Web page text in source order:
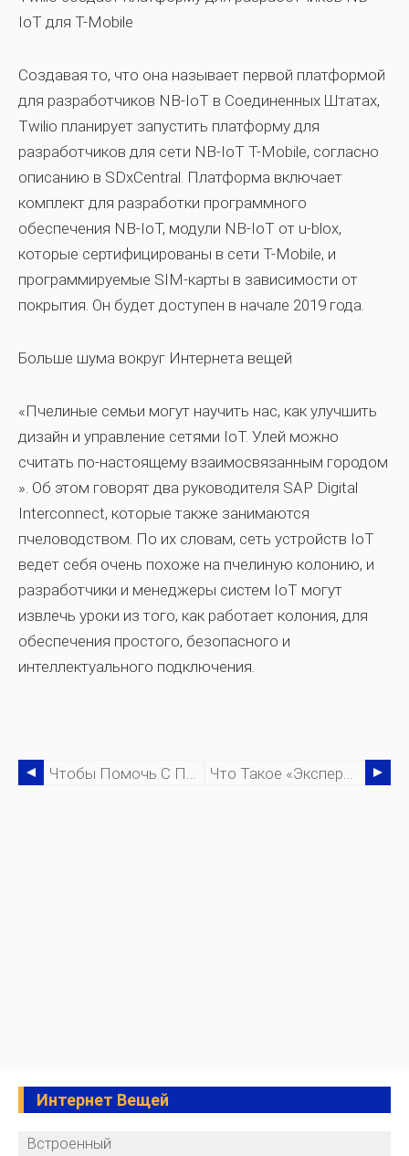
IoT для T-Mobile
Создавая то, что она называет первой платформой
для разработчиков NB-IoT в Соединенных Штатах,
Twilio планирует запустить платформу для
разработчиков для сети NB-IoT T-Mobile, согласно
описанию в SDxCentral. Платформа включает
комплект для разработки программного
обеспечения NB-IoT, модули NB-IoT от u-blox,
которые сертифицированы в сети T-Mobile, и
программируемые SIM-карты в зависимости от
покрытия. Он будет доступен в начале 2019 года.
Больше шума вокруг Интернета вещей
«Пчелиные семьи могут научить нас, как улучшить
дизайн и управление сетями IoT. Улей можно
считать по-настоящему взаимосвязанным городом
». Об этом говорят два руководителя SAP Digital
Interconnect, которые также занимаются
пчеловодством. По их словам, сеть устройств IoT
ведет себя очень похоже на пчелиную колонию, и
разработчики и менеджеры систем IoT могут
извлечь уроки из того, как работает колония, для
обеспечения простого, безопасного и
интеллектуального подключения.
Чтобы Помочь С Проектами IIoT, IIC Запускает Центр Ресурсов Что Такое «экспериментальное Чистилище» И Как Его Победили Лучшие
Интернет Вещей
Встроенный